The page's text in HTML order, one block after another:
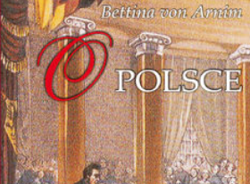
wydawnictwach i czasopismach naukowych,
with the Overarching Blended Author (or Roberto
and Interaction ("LIT: Literature Interpretation
de Borges: una patafisica para los tiempos
en Roque Larraquy: Hacia un desprendimiento
Towards Pataphysical Surrationalism: Jorge Luis
("Partial Answers"). Sprawuje opiekę nad Kołem
Uniwersytetu Warszawskiego.